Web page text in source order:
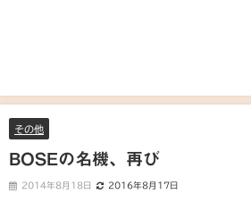
その他
BOSEの名機、再び
2014年8月18日 2016年8月17日